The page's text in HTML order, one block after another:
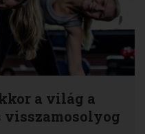
a világ a